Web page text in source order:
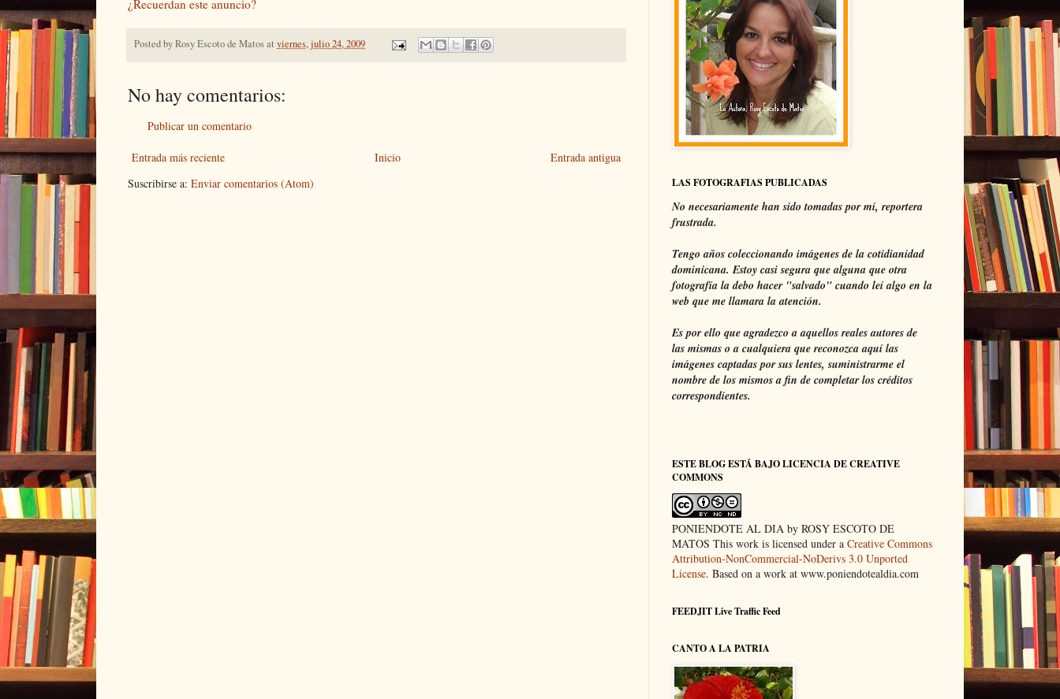
¿Recuerdan este anuncio?
Posted byRosy Escoto de Matosat viernes, julio 24, 2009
No hay comentarios:
Publicar un comentario
Entrada más reciente Entrada antigua
Inicio
Suscribirse a: Enviar comentarios (Atom) LAS FOTOGRAFIAS PUBLICADAS
No necesariamente han sido tomadas por mí, reportera
frustrada.
Tengo años coleccionando imágenes de la cotidianidad
dominicana. Estoy casi segura que alguna que otra
fotografía la debo hacer "salvado" cuando leí algo en la
web que me llamara la atención.
Es por ello que agradezco a aquellos reales autores de
las mismas o a cualquiera que reconozca aquí las
imágenes captadas por sus lentes, suministrarme el
nombre de los mismos a fin de completar los créditos
correspondientes.
ESTE BLOG ESTÁ BAJO LICENCIA DE CREATIVE
COMMONS
PONIENDOTE AL DIA by ROSY ESCOTO DE
MATOS This work is licensed under a Creative Commons
Attribution-NonCommercial-NoDerivs 3.0 Unported
License. Based on a work at www.poniendotealdia.com
FEEDJIT Live Traffic Feed
CANTO A LA PATRIA